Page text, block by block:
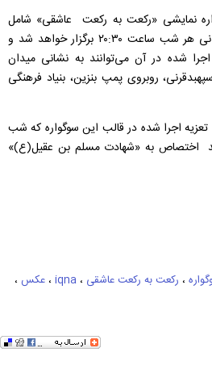
نمایشی «رکعت به رکعت عاشقی» شامل
اجرای مجالس تعزیه و پرده‌خوانی هر شب ساعت ۲۰:۳۰ برگزار خواهد شد و
اجرا شده در آن می‌توانند به نشانی میدان
روبروی پمپ بنزین، بنیاد فرهنگی
اجرا شده در قالب این سوگواره که شب
اختصاص به «شهادت مسلم بن عقیل(ع)»
، رکعت به رکعت عاشقی ، iqna ، عکس ،